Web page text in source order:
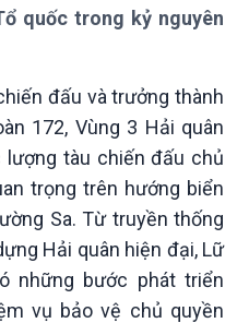
quốc trong kỷ nguyên
đấu và trưởng thành
172, Vùng 3 Hải quân
tàu chiến đấu chủ
trọng trên hướng biển
Sa. Từ truyền thống
Hải quân hiện đại, Lữ
những bước phát triển
vụ bảo vệ chủ quyền